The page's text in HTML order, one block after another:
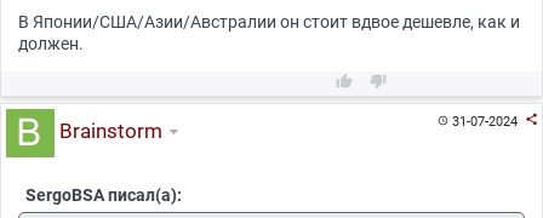
В Японии/США/Азии/Австралии он стоит вдвое дешевле, как и
должен.
 
31-07-2024 
Brainstorm
SergoBSA писал(а):